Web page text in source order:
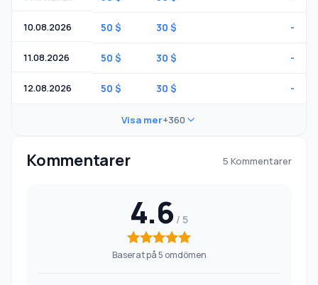
10.08.2026 50 $ 30 $ -
11.08.2026 50 $ 30 $ -
12.08.2026 50 $ 30 $ -
Visa mer+360
Kommentarer 5 Kommentarer
4.6
Baserat på 5 omdömen